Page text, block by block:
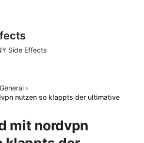
Side Effects
General ›
nutzen so klappts der ultimative
mit nordvpn